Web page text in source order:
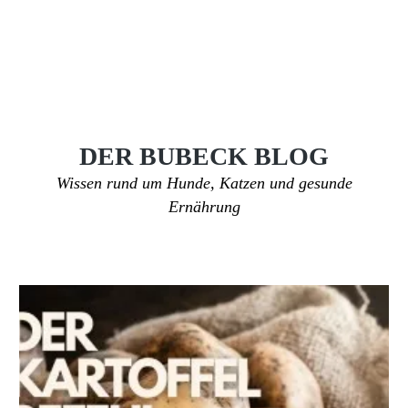
DER BUBECK BLOG
Wissen rund um Hunde, Katzen und gesunde
Ernährung